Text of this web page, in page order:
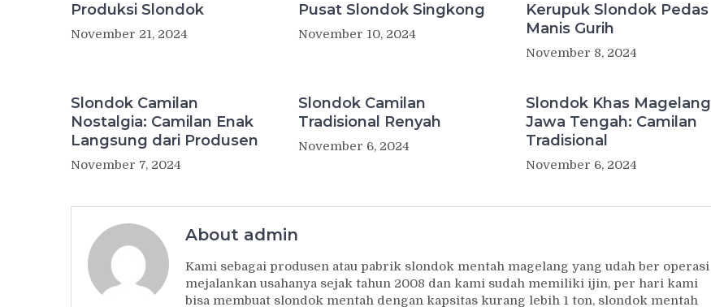
Produksi Slondok
November 21, 2024
Pusat Slondok Singkong
November 10, 2024
Kerupuk Slondok Pedas
Manis Gurih
November 8, 2024
Slondok Camilan
Nostalgia: Camilan Enak
Langsung dari Produsen
November 7, 2024
Slondok Camilan
Tradisional Renyah
November 6, 2024
Slondok Khas Magelang
Jawa Tengah: Camilan
Tradisional
November 6, 2024
About admin
Kami sebagai produsen atau pabrik slondok mentah magelang yang udah ber operasi
mejalankan usahanya sejak tahun 2008 dan kami sudah memiliki ijin, per hari kami
bisa membuat slondok mentah dengan kapsitas kurang lebih 1 ton, slondok mentah